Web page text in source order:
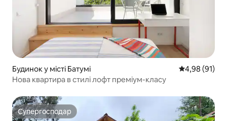
Будинок у місті Батумі Середня
4,98 (91)
Нова квартира в стилі лофт преміум-класу
Супергосподар
Супергосподар